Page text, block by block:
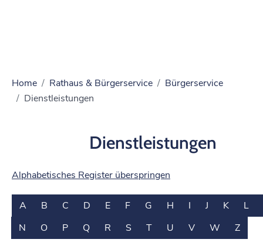
Home Rathaus & Bürgerservice
Bürgerservice
Dienstleistungen
Dienstleistungen
Alphabetisches Register überspringen
A B C D E F G H I J K
L
N
O P Q R S T U V W Z